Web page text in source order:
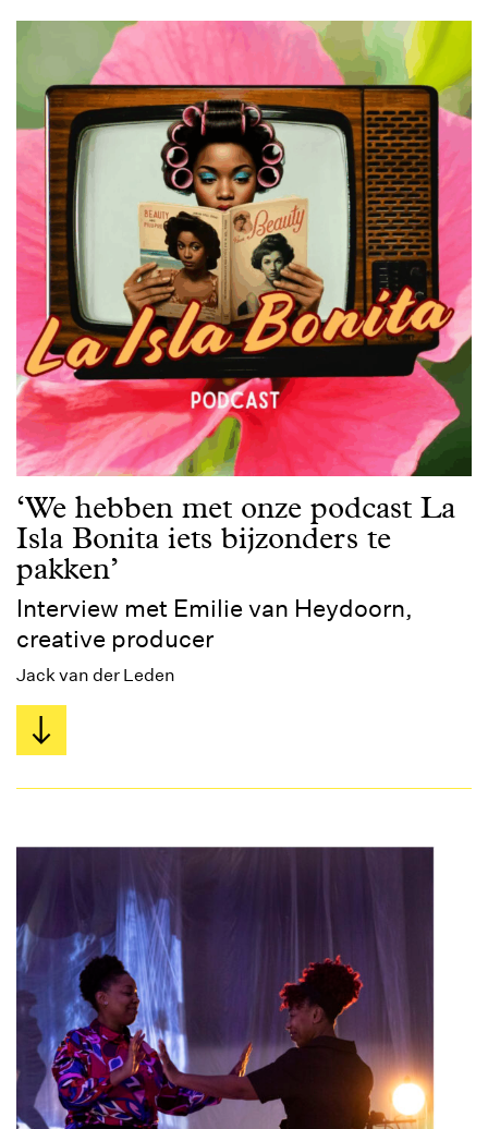
‘We hebben met onze podcast La
Isla Bonita iets bijzonders te
pakken’
Interview met Emilie van Heydoorn,
creative producer
Jack van der Leden